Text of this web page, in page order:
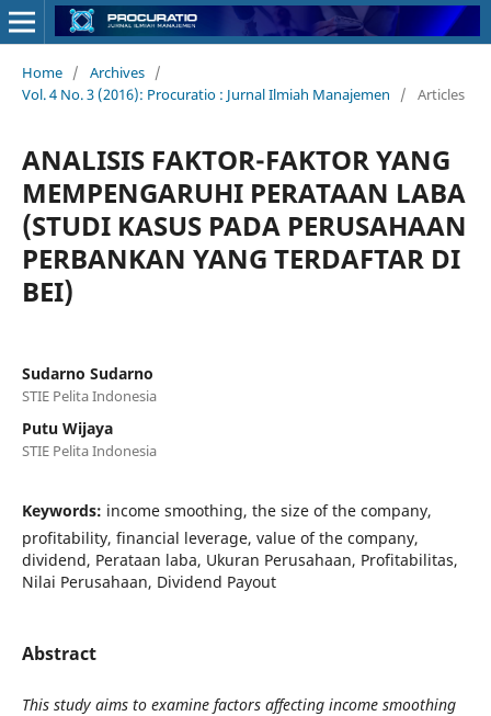
Home / Archives /
Vol. 4 No. 3 (2016): Procuratio : Jurnal Ilmiah Manajemen
/ Articles
ANALISIS FAKTOR-FAKTOR YANG
MEMPENGARUHI PERATAAN LABA
(STUDI KASUS PADA PERUSAHAAN
PERBANKAN YANG TERDAFTAR DI
BEI)
Sudarno Sudarno
STIE Pelita Indonesia
Putu Wijaya
STIE Pelita Indonesia
Keywords: income smoothing, the size of the company,
profitability, financial leverage, value of the company,
dividend, Perataan laba, Ukuran Perusahaan, Profitabilitas,
Nilai Perusahaan, Dividend Payout
Abstract
This study aims to examine factors affecting income smoothing